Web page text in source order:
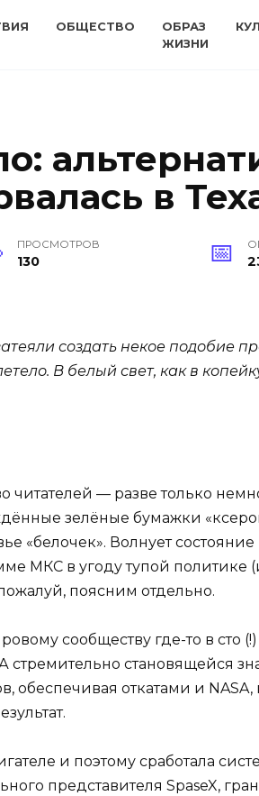
ОБЩЕСТВО
ОБРАЗ
ЖИЗНИ
в
ПРОСМОТРОВ
130
создать некое подобие
В белый свет, как в
— разве только
зелёные бумажки
«белочек». Волнует
МКС в угоду тупой политике
поясним отдельно.
сообществу где-то в сто
становящейся
обеспечивая откатами и
и поэтому сработала
представителя SpaseX,